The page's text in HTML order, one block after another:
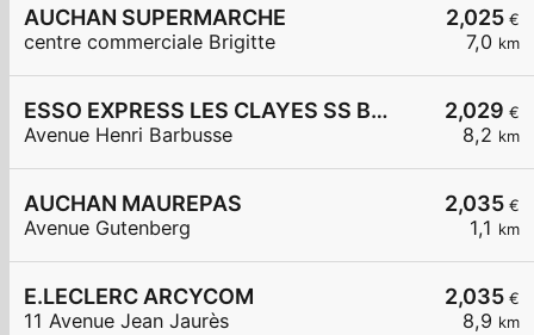
2,025 €
7,0 km
AUCHAN SUPERMARCHE
centre commerciale Brigitte
2,029 €
8,2 km
ESSO EXPRESS LES CLAYES SS BOIS LA VIGNERAIE
Avenue Henri Barbusse
2,035 €
1,1 km
AUCHAN MAUREPAS
Avenue Gutenberg
2,035 €
8,9 km
E.LECLERC ARCYCOM
11 Avenue Jean Jaurès